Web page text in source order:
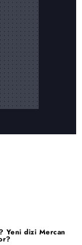
Yeni dizi Mercan